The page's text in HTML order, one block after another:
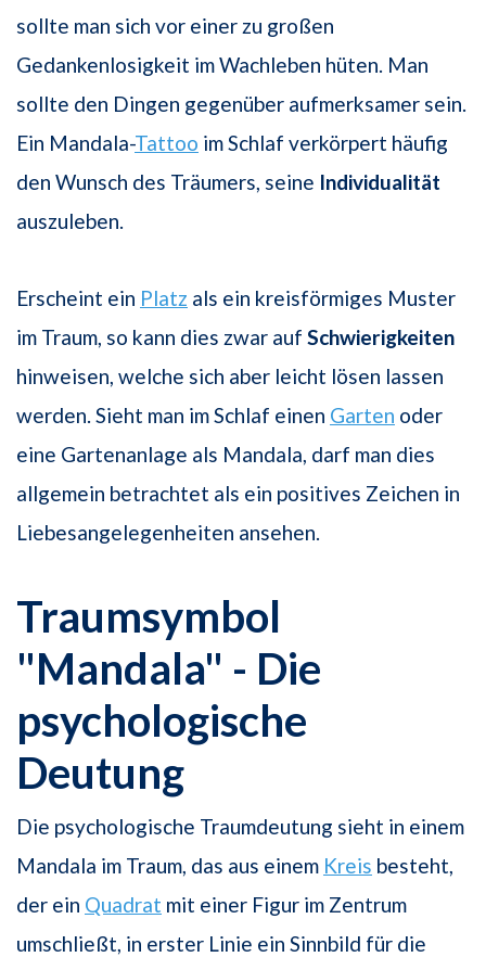
sollte man sich vor einer zu großen
Gedankenlosigkeit im Wachleben hüten. Man
sollte den Dingen gegenüber aufmerksamer sein.
Ein Mandala-Tattoo im Schlaf verkörpert häufig
den Wunsch des Träumers, seine Individualität
auszuleben.
Erscheint ein Platz als ein kreisförmiges Muster
im Traum, so kann dies zwar auf Schwierigkeiten
hinweisen, welche sich aber leicht lösen lassen
werden. Sieht man im Schlaf einen Garten oder
eine Gartenanlage als Mandala, darf man dies
allgemein betrachtet als ein positives Zeichen in
Liebesangelegenheiten ansehen.
Traumsymbol
"Mandala" - Die
psychologische
Deutung
Die psychologische Traumdeutung sieht in einem
Mandala im Traum, das aus einem Kreis besteht,
der ein Quadrat mit einer Figur im Zentrum
umschließt, in erster Linie ein Sinnbild für die